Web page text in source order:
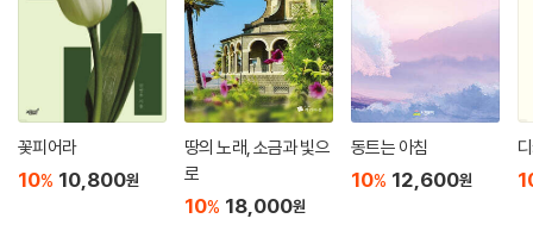
꽃피어라
10% 10,800원
땅의 노래, 소금과 빛으
로
10% 18,000원
동트는 아침
10% 12,600원